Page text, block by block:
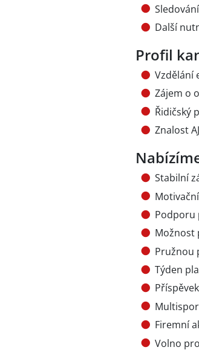
Další
Profil
Vzdělání
Zájem o
Řidičský
Znalost
Stabilní
Podporu
Možnost
Pružnou
Týden
Firemní
Volno